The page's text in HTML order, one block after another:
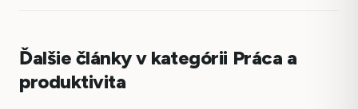
Ďalšie články v kategórii Práca a
produktivita